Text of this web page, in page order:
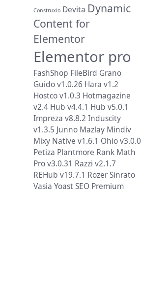
Construxio Devita Dynamic
Content for
Elementor
Elementor pro
FashShop FileBird Grano
Guido v1.0.26 Hara v1.2
Hostco v1.0.3 Hotmagazine
v2.4 Hub v4.4.1 Hub v5.0.1
Impreza v8.8.2 Induscity
v1.3.5 Junno Mazlay Mindiv
Mixy Native v1.6.1 Ohio v3.0.0
Petiza Plantmore Rank Math
Pro v3.0.31 Razzi v2.1.7
REHub v19.7.1 RozerSinrato
Vasia Yoast SEO Premium